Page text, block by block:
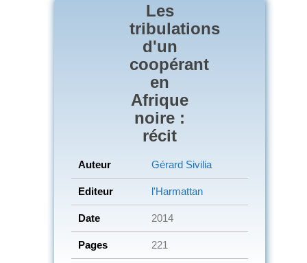
Les
tribulations
d'un
coopérant
en
Afrique
noire :
récit
Auteur Gérard Sivilia
Editeur l'Harmattan
Date 2014
Pages 221